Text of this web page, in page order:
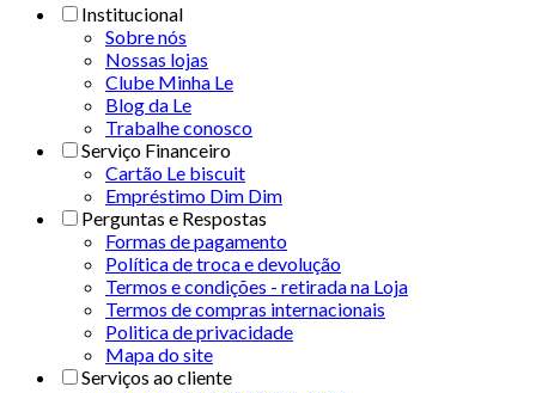
Institucional
Sobre nós
Nossas lojas
Clube Minha Le
Blog da Le
Trabalhe conosco
Serviço Financeiro
Cartão Le biscuit
Empréstimo Dim Dim
Perguntas e Respostas
Formas de pagamento
Política de troca e devolução
Termos e condições - retirada na Loja
Termos de compras internacionais
Politica de privacidade
Mapa do site
Serviços ao cliente